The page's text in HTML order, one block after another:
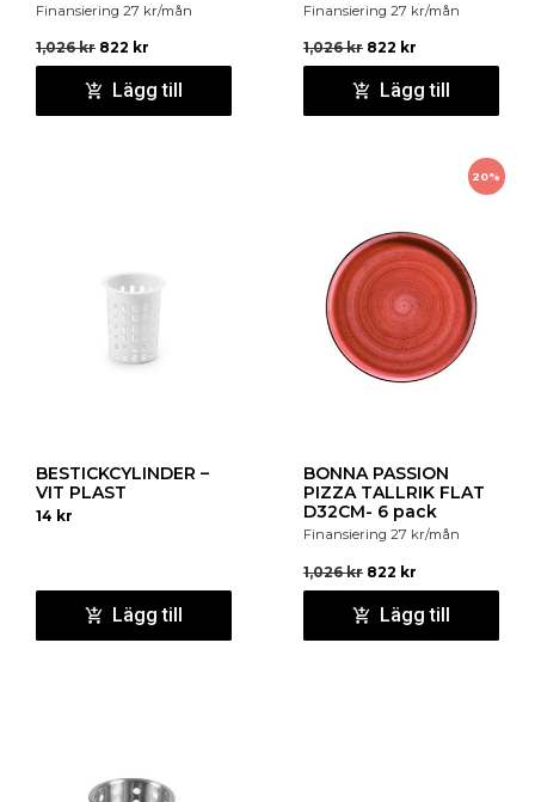
Finansiering 27 kr/mån
1,026kr 822 kr
Lägg till
Finansiering 27 kr/mån
1,026kr 822 kr
Lägg till
BESTICKCYLINDER –
VIT PLAST
14 kr
Lägg till
20%
BONNA PASSION
PIZZA TALLRIK FLAT
D32CM- 6 pack
Finansiering 27 kr/mån
1,026kr 822 kr
Lägg till